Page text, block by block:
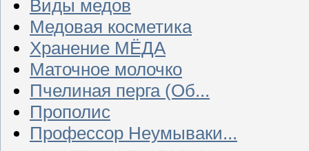
Виды медов
Медовая косметика
Хранение МЁДА
Маточное молочко
Пчелиная перга (Об...
Прополис
Профессор Неумываки...